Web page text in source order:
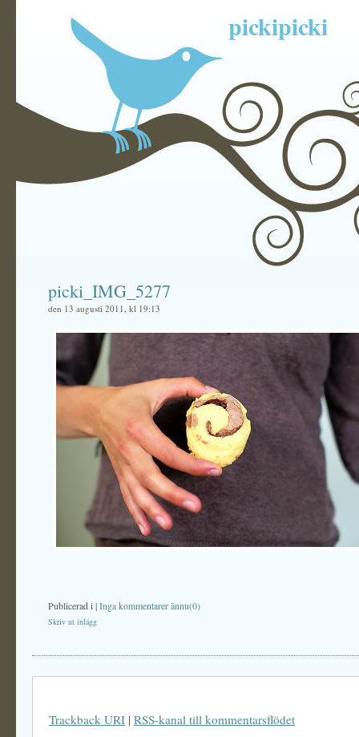
pickipicki
picki_IMG_5277
den 13 augusti 2011, kl 19:13
Publicerad i|Inga kommentarer ännu(0)
Skriv ut inlägg
Trackback URI | RSS-kanal till kommentarsflödet